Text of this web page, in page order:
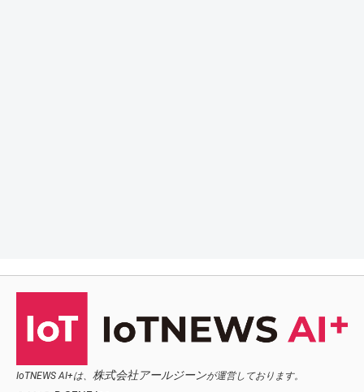
IoTNEWS AI+は、 株式会社アールジーンが運営しております。